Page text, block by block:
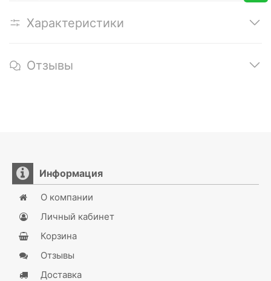
Характеристики
Отзывы
Информация
О компании
Личный кабинет
Корзина
Отзывы
Доставка